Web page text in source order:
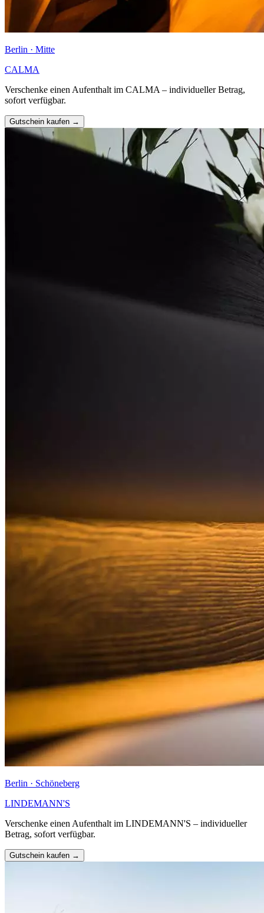
Berlin · Mitte
CALMA
Verschenke einen Aufenthalt im CALMA – individueller Betrag,
sofort verfügbar.
Gutschein kaufen →
Berlin · Schöneberg
LINDEMANN'S
Verschenke einen Aufenthalt im LINDEMANN'S – individueller
Betrag, sofort verfügbar.
Gutschein kaufen →